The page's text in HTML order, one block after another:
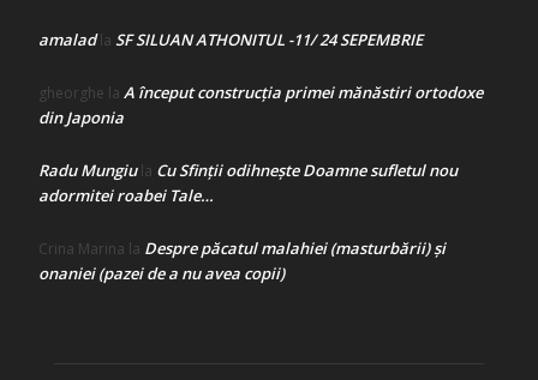
amaladla SF SILUAN ATHONITUL -11/ 24 SEPEMBRIE
gheorghe la A început construcţia primei mănăstiri ortodoxe
din Japonia
Radu Mungiula Cu Sfinții odihnește Doamne sufletul nou
adormitei roabei Tale…
Crina Marina la Despre păcatul malahiei (masturbării) şi
onaniei (pazei de a nu avea copii)